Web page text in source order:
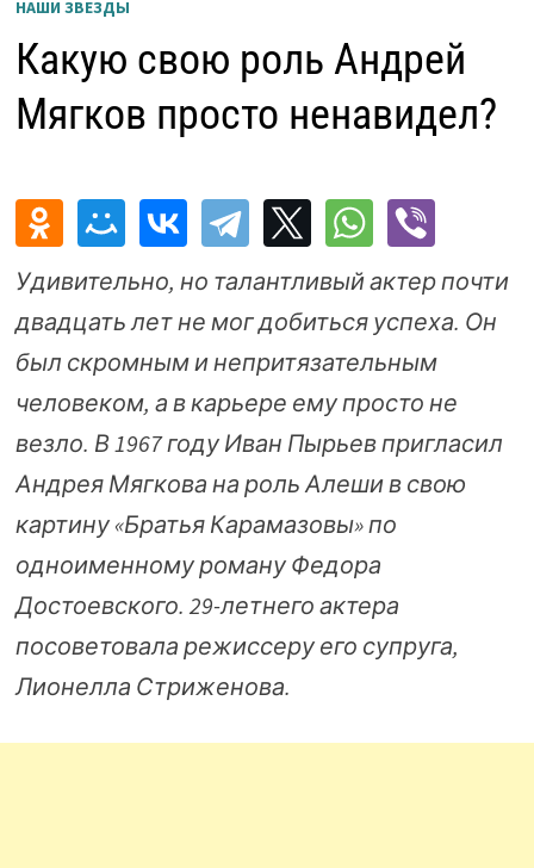
НАШИ ЗВЕЗДЫ
Какую свою роль Андрей
Мягков просто ненавидел?
Удивительно, но талантливый актер почти
двадцать лет не мог добиться успеха. Он
был скромным и непритязательным
человеком, а в карьере ему просто не
везло. В 1967 году Иван Пырьев пригласил
Андрея Мягкова на роль Алеши в свою
картину «Братья Карамазовы» по
одноименному роману Федора
Достоевского. 29-летнего актера
посоветовала режиссеру его супруга,
Лионелла Стриженова.